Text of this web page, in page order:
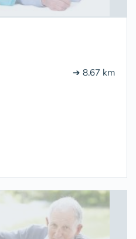
➔ 8.67 km